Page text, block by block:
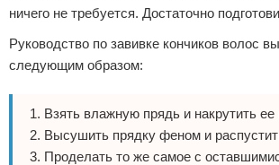
ничего не требуется. Достаточно
Руководство по завивке кончиков волос
следующим образом:
Взять влажную прядь и накрутить ее
Высушить прядку феном и
Проделать то же самое с